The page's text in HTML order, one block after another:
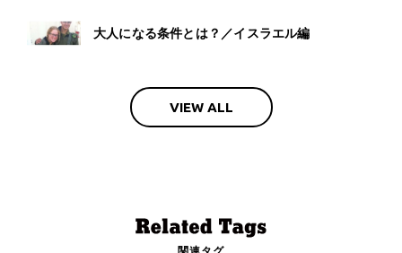
大人になる条件とは？／イスラエル編
VIEW ALL